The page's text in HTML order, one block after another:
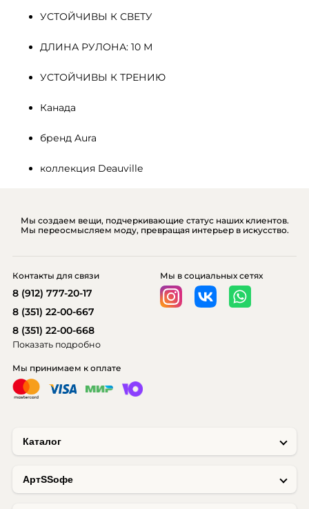
УСТОЙЧИВЫ К СВЕТУ
ДЛИНА РУЛОНА: 10 М
УСТОЙЧИВЫ К ТРЕНИЮ
Канада
бренд Aura
коллекция Deauville
Мы создаем вещи, подчеркивающие статус наших клиентов.
Мы переосмысляем моду, превращая интерьер в искусство.
Каталог
AртSSофе
Мы принимаем к оплате
Мы в социальных сетях
Контакты для связи
8 (912) 777-20-17
8 (351) 22-00-667
8 (351) 22-00-668
Показать подробно